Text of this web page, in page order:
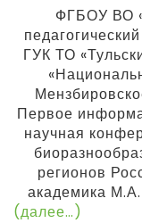
ФГБОУ ВО
ГУК ТО
Первое
научная
регионов
академика
(далее…)